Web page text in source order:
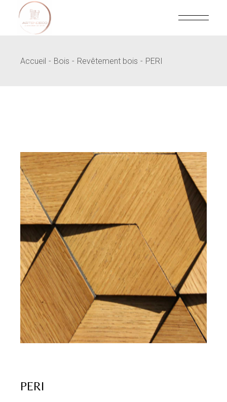
content
Accueil Bois Revêtement bois PERI
PERI